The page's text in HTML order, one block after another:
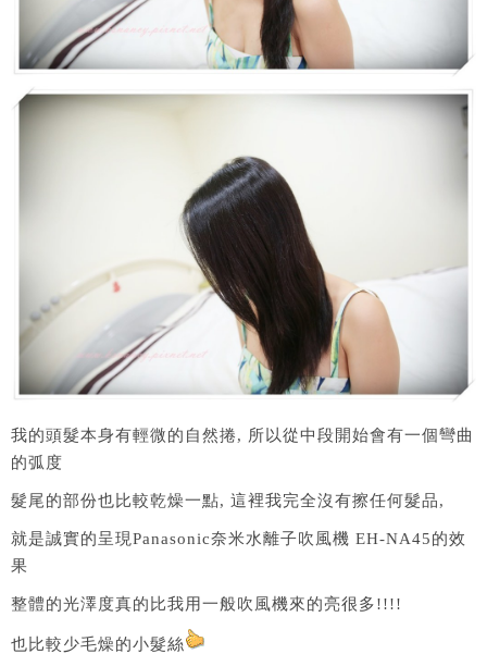
我的頭髮本身有輕微的自然捲, 所以從中段開始會有一個彎曲
的弧度
髮尾的部份也比較乾燥一點, 這裡我完全沒有擦任何髮品,
就是誠實的呈現Panasonic奈米水離子吹風機 EH-NA45的效
果
整體的光澤度真的比我用一般吹風機來的亮很多!!!!
也比較少毛燥的小髮絲